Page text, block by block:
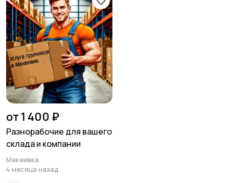
от 1 400 ₽
Разнорабочие для вашего
склада и компании
Макеевка
4 месяца назад